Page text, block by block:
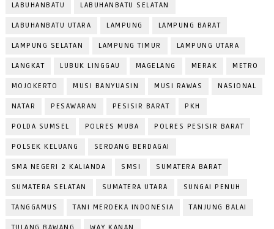
LABUHANBATU LABUHANBATU SELATAN
LABUHANBATU UTARA LAMPUNG LAMPUNG BARAT
LAMPUNG SELATAN LAMPUNG TIMUR LAMPUNG UTARA
LANGKAT LUBUK LINGGAU MAGELANG MERAK METRO
MOJOKERTO MUSI BANYUASIN MUSI RAWAS NASIONAL
NATAR PESAWARAN PESISIR BARAT PKH
POLDA SUMSEL POLRES MUBA POLRES PESISIR BARAT
POLSEK KELUANG SERDANG BERDAGAI
SMA NEGERI 2 KALIANDA SMSI SUMATERA BARAT
SUMATERA SELATAN SUMATERA UTARA SUNGAI PENUH
TANGGAMUS TANI MERDEKA INDONESIA TANJUNG BALAI